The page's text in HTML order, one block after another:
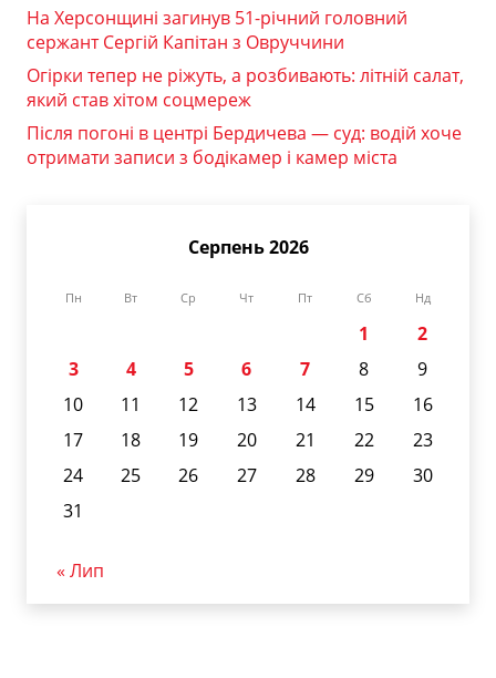
На Херсонщині загинув 51-річний головний
сержант Сергій Капітан з Овруччини
Огірки тепер не ріжуть, а розбивають: літній салат,
який став хітом соцмереж
Після погоні в центрі Бердичева — суд: водій хоче
отримати записи з бодікамер і камер міста
Серпень 2026
Пн Вт Ср Чт Пт Сб Нд
1
2
3
4 5 6 7 8
9
10
11 12 13 14 15
16
17
18 19 20 21 22
23
24
25 26 27 28 29
30
31
« Лип